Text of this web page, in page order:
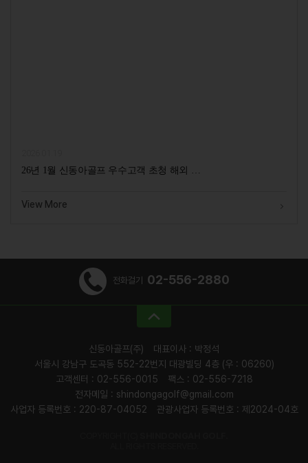
26년 1월 신동아골프 우수고객 초청 해외 …
View More
전화걸기 02-556-2880
신동아골프(주)
대표이사 : 박정석
서울시 강남구 도곡동 552-22번지 대광빌딩 4층 (우 : 06260)
고객센터 : 02-556-0015
팩스 : 02-556-7218
전자메일 : shindongagolf@gmail.com
사업자 등록번호 : 220-87-04052
관광사업자 등록번호 : 제2024-04호